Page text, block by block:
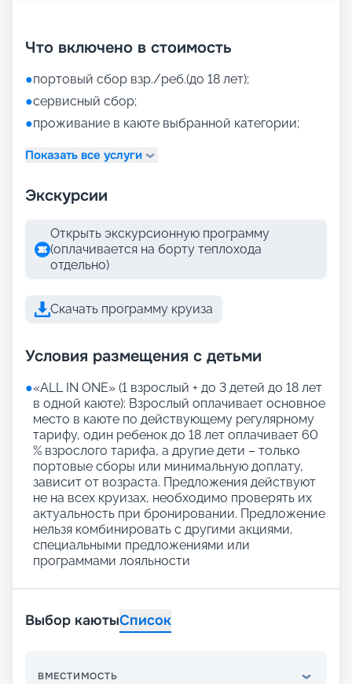
Что включено в стоимость
●портовый сбор взр./реб.(до 18 лет);
●сервисный сбор;
●проживание в каюте выбранной категории;
Показать все услуги
Экскурсии
Открыть экскурсионную программу
(оплачивается на борту теплохода
отдельно)
Скачать программу круиза
Условия размещения с детьми
●«АLL IN ONE» (1 взрослый + до 3 детей до 18 лет
в одной каюте): Взрослый оплачивает основное
место в каюте по действующему регулярному
тарифу, один ребенок до 18 лет оплачивает 60
% взрослого тарифа, а другие дети – только
портовые сборы или минимальную доплату,
зависит от возраста. Предложения действуют
не на всех круизах, необходимо проверять их
актуальность при бронировании. Предложение
нельзя комбинировать с другими акциями,
специальными предложениями или
программами лояльности
Выбор каютыСписок
ВМЕСТИМОСТЬ